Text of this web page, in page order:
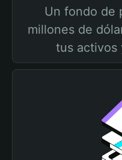
Un fondo de
millones de
tus activos